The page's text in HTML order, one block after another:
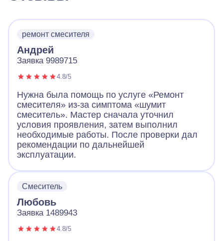
ремонт смесителя
Андрей
Заявка 9989715
4.8/5
Нужна была помощь по услуге «Ремонт
смесителя» из-за симптома «шумит
смеситель». Мастер сначала уточнил
условия проявления, затем выполнил
необходимые работы. После проверки дал
рекомендации по дальнейшей
эксплуатации.
Смеситель
Любовь
Заявка 1489943
4.8/5